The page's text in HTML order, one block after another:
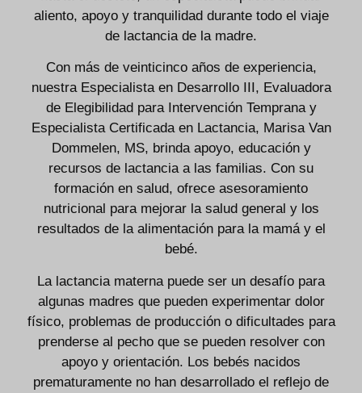
aliento, apoyo y tranquilidad durante todo el viaje
de lactancia de la madre.
Con más de veinticinco años de experiencia,
nuestra Especialista en Desarrollo III, Evaluadora
de Elegibilidad para Intervención Temprana y
Especialista Certificada en Lactancia, Marisa Van
Dommelen, MS, brinda apoyo, educación y
recursos de lactancia a las familias. Con su
formación en salud, ofrece asesoramiento
nutricional para mejorar la salud general y los
resultados de la alimentación para la mamá y el
bebé.
La lactancia materna puede ser un desafío para
algunas madres que pueden experimentar dolor
físico, problemas de producción o dificultades para
prenderse al pecho que se pueden resolver con
apoyo y orientación. Los bebés nacidos
prematuramente no han desarrollado el reflejo de